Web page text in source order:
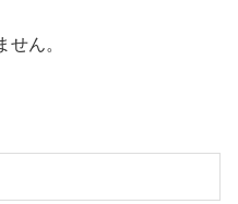
ん。